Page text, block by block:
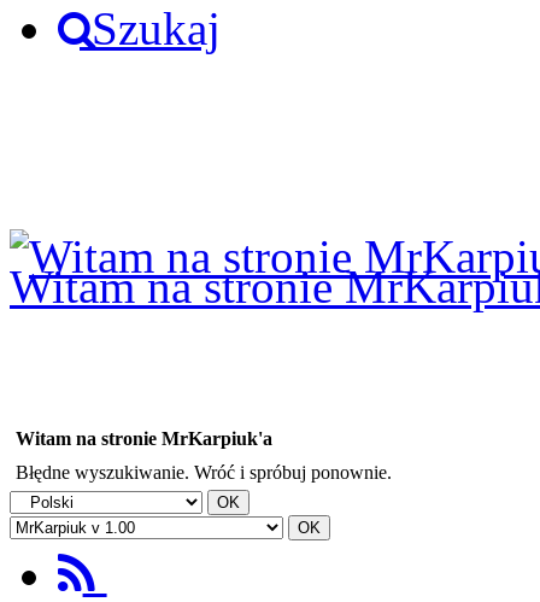
Szukaj
Witam na stronie
Witam na stronie MrKarpiuk'a
Błędne wyszukiwanie. Wróć i spróbuj ponownie.